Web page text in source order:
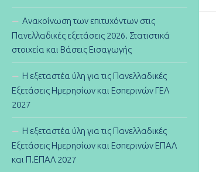
Ανακοίνωση των επιτυχόντων στις
Πανελλαδικές εξετάσεις 2026. Στατιστικά
στοιχεία και Βάσεις Εισαγωγής
Η εξεταστέα ύλη για τις Πανελλαδικές
Εξετάσεις Ημερησίων και Εσπερινών ΓΕΛ
2027
Η εξεταστέα ύλη για τις Πανελλαδικές
Εξετάσεις Ημερησίων και Εσπερινών ΕΠΑΛ
και Π.ΕΠΑΛ 2027